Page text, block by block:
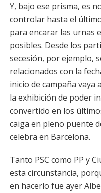
Y, bajo ese prisma, es
controlar hasta el
para encarar las urnas
posibles. Desde los
secesión, por ejemplo,
relacionados con la
inicio de campaña vaya
la exhibición de poder
convertido en los
caiga en pleno puente
celebra en Barcelona.
Tanto PSC como PP y
esta circunstancia,
en hacerlo fue ayer